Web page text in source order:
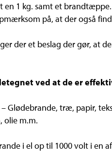
en 1 kg. samt et
på, at der også
der et beslag der gør, at
ved at de er
Glødebrande, træ, papir,
olie m.m.
i el op til 1000 volt i en